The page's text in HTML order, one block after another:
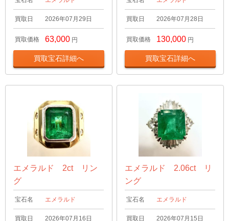
買取日 2026年07月29日
買取価格 63,000 円
買取宝石詳細へ
買取日 2026年07月28日
買取価格 130,000 円
買取宝石詳細へ
エメラルド 2ct リン
グ
宝石名 エメラルド
買取日 2026年07月16日
エメラルド 2.06ct リ
ング
宝石名 エメラルド
買取日 2026年07月15日